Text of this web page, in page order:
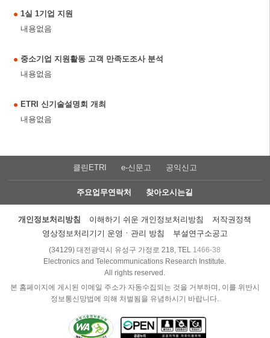
1실 1기업 지원
내용없음
중소기업 지원활동 고객 만족도조사 분석
내용없음
ETRI 신기술설명회 개최
내용없음
클린ETRI e-신문고 공익신고
주요업무연락처 찾아오시는길
개인정보처리방침 이해하기 쉬운 개인정보처리방침
저작권정책
영상정보처리기기 운영ㆍ관리 방침
부설연구소공고
(34129) 대전광역시 유성구 가정로 218, TEL 1466-38
Electronics and Telecommunications Research Institute.
All rights reserved.
본 홈페이지에 게시된 이메일 주소가 자동수집되는 것을 거부하며, 이를 위반시
정보통신망법에 의해 처벌됨을 유념하시기 바랍니다.